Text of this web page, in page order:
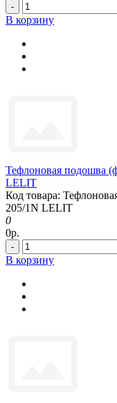
-
В корзину
Тефлоновая подошва
LELIT
Код товара:
205/1N LELIT
0
0р.
-
В корзину